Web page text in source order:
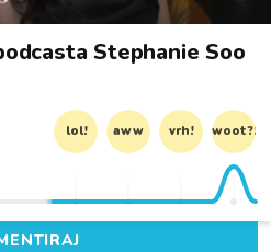
Stephanie Soo
lol! aww vrh! woot?!